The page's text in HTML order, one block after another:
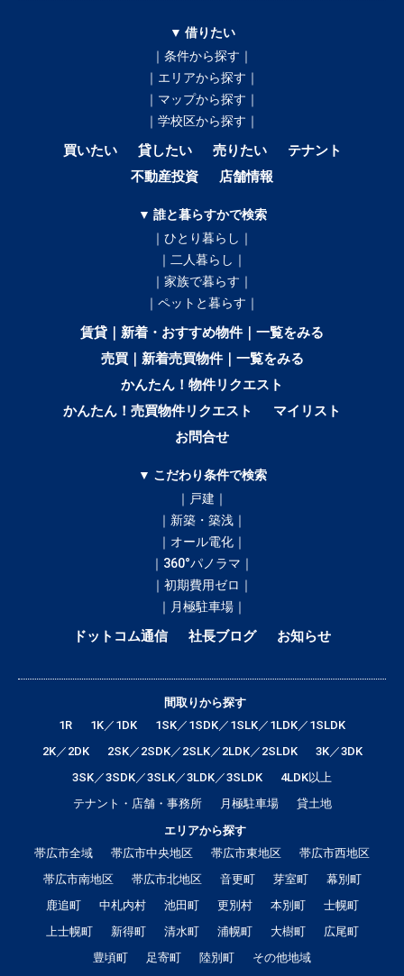
▼ 借りたい
｜条件から探す｜
｜エリアから探す｜
｜マップから探す｜
｜学校区から探す｜
買いたい 貸したい 売りたい
テナント
不動産投資
店舗情報
▼ 誰と暮らすかで検索
｜ひとり暮らし｜
｜二人暮らし｜
｜家族で暮らす｜
｜ペットと暮らす｜
賃貸｜新着・おすすめ物件｜一覧をみる
売買｜新着売買物件｜一覧をみる
かんたん！物件リクエスト
かんたん！売買物件リクエスト
マイリスト
お問合せ
▼ こだわり条件で検索
｜戸建｜
｜新築・築浅｜
｜オール電化｜
｜360°パノラマ｜
｜初期費用ゼロ｜
｜月極駐車場｜
ドットコム通信 社長ブログ お知らせ
間取りから探す
1R
1K／1DK
1SK／1SDK／1SLK／1LDK／1SLDK
2K／2DK
2SK／2SDK／2SLK／2LDK／2SLDK
3K／3DK
3SK／3SDK／3SLK／3LDK／3SLDK
4LDK以上
テナント・店舗・事務所
月極駐車場
貸土地
エリアから探す
帯広市全域
帯広市中央地区 帯広市東地区
帯広市西地区
帯広市南地区
帯広市北地区 音更町 芽室町
幕別町
鹿追町
中札内村 池田町 更別村 本別町
士幌町
上士幌町
新得町 清水町 浦幌町 大樹町
広尾町
豊頃町
足寄町 陸別町 その他地域